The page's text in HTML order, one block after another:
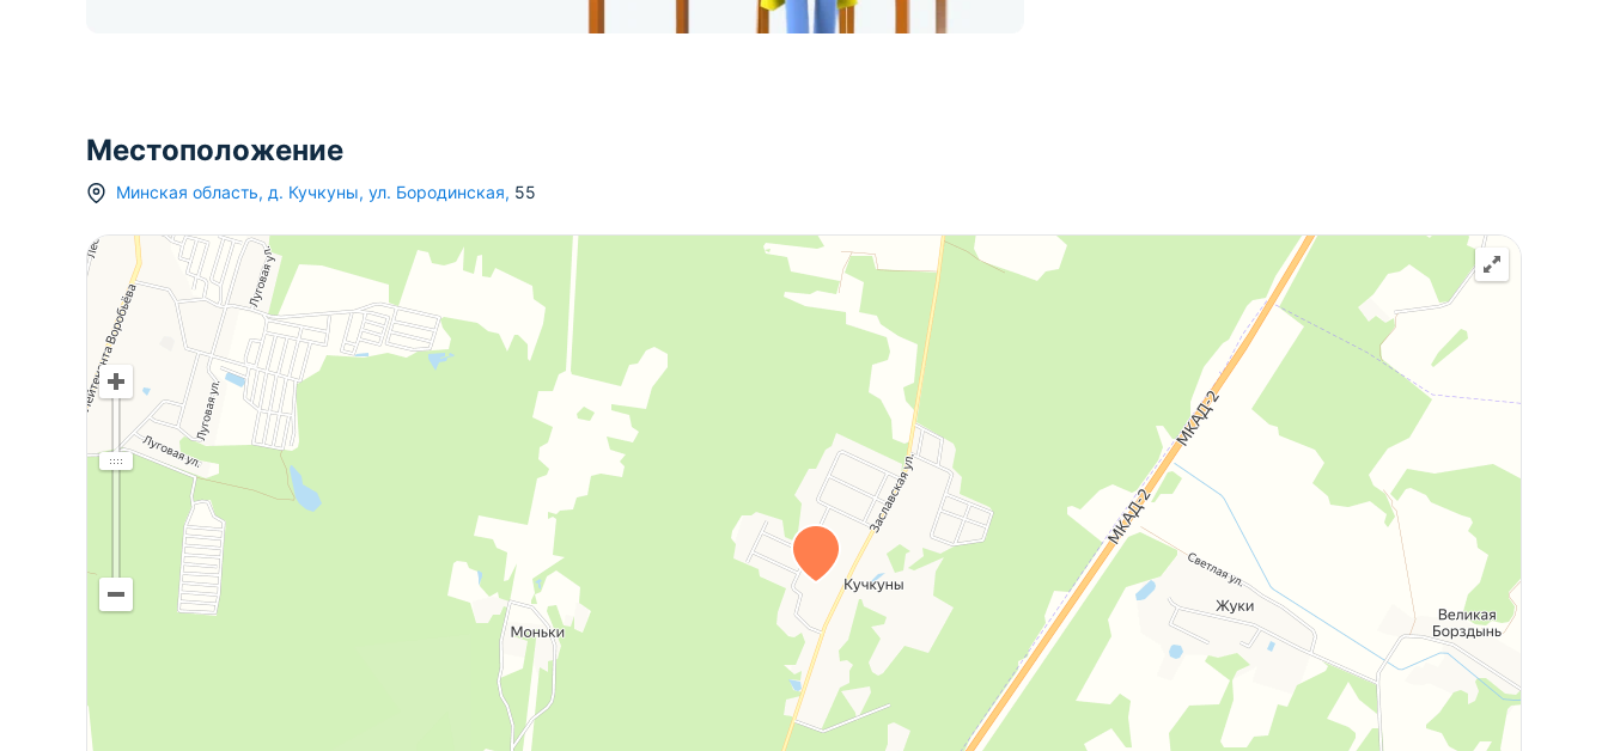
Местоположение
Минская область, д. Кучкуны, ул. Бородинская, 55